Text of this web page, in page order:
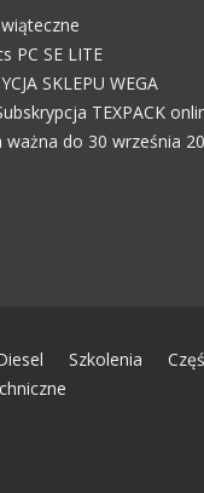
PC SE LITE
SKLEPU WEGA
TEXPACK
ważna do 30 września
Szkolenia